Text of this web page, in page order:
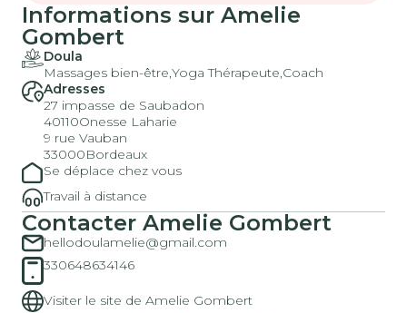
Informations sur Amelie
Gombert
Doula
Massages bien-être,Yoga Thérapeute,Coach
Adresses
27 impasse de Saubadon
40110Onesse Laharie
9 rue Vauban
33000Bordeaux
Se déplace chez vous
Travail à distance
Contacter Amelie Gombert
hellodoulamelie@gmail.com
330648634146
Visiter le site de Amelie Gombert